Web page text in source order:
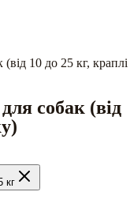
10 до 25 кг, краплі
собак (від
кг